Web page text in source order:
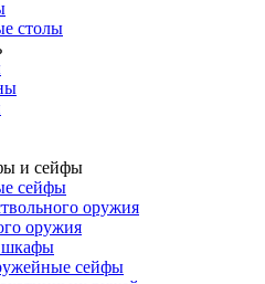
столы
и сейфы
сейфы
оружия
оружия
шкафы
сейфы